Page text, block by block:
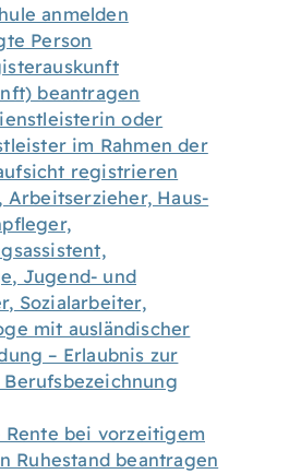
anmelden
Person
beantragen
oder
im Rahmen der
registrieren
Arbeitserzieher, Haus-
Jugend- und
Sozialarbeiter,
mit ausländischer
– Erlaubnis zur
bei vorzeitigem
Ruhestand beantragen